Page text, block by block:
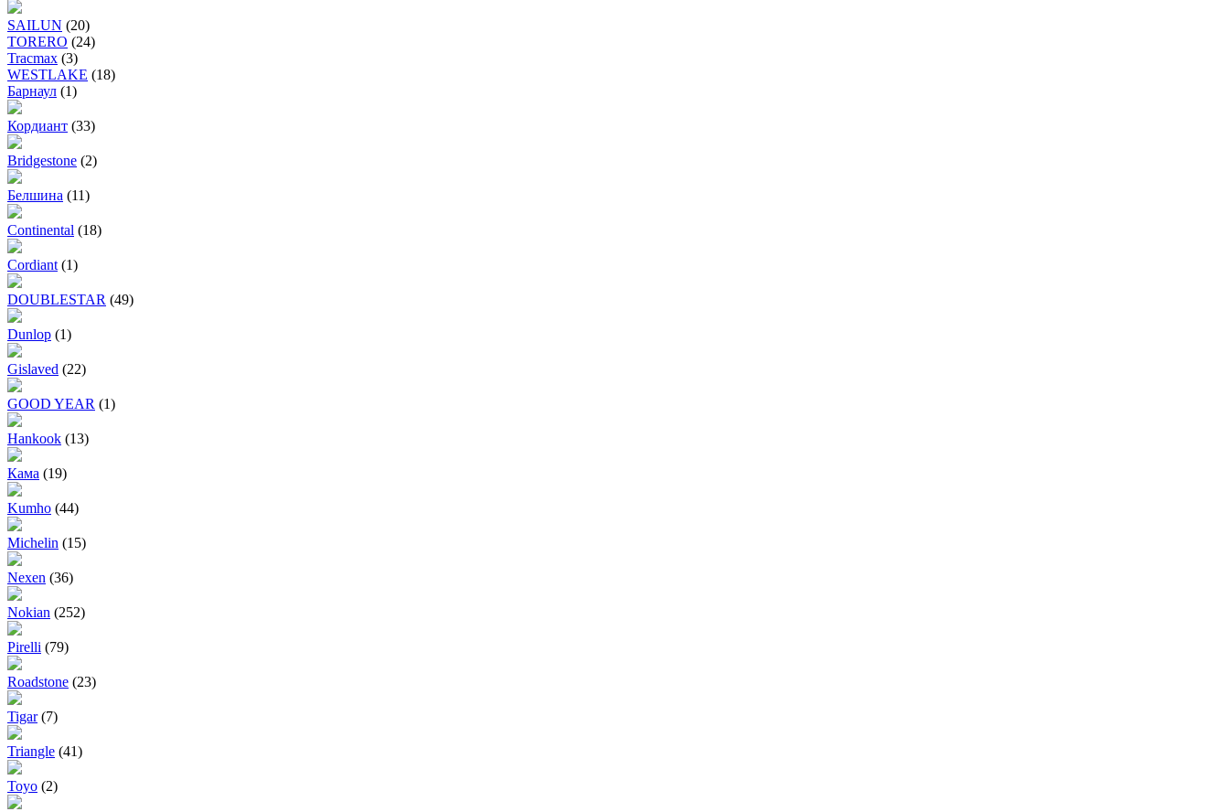
SAILUN (20)
TORERO (24)
Tracmax (3)
WESTLAKE (18)
Барнаул (1)
Кордиант (33)
Bridgestone (2)
Белшина (11)
Continental (18)
Cordiant (1)
DOUBLESTAR (49)
Dunlop (1)
Gislaved (22)
GOOD YEAR (1)
Hankook (13)
Кама (19)
Kumho (44)
Michelin (15)
Nexen (36)
Nokian (252)
Pirelli (79)
Roadstone (23)
Tigar (7)
Triangle (41)
Toyo (2)